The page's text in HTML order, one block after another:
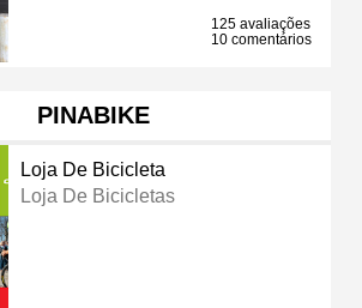
125 avaliações
10 comentários
PINABIKE
Loja De Bicicleta
Loja De Bicicletas